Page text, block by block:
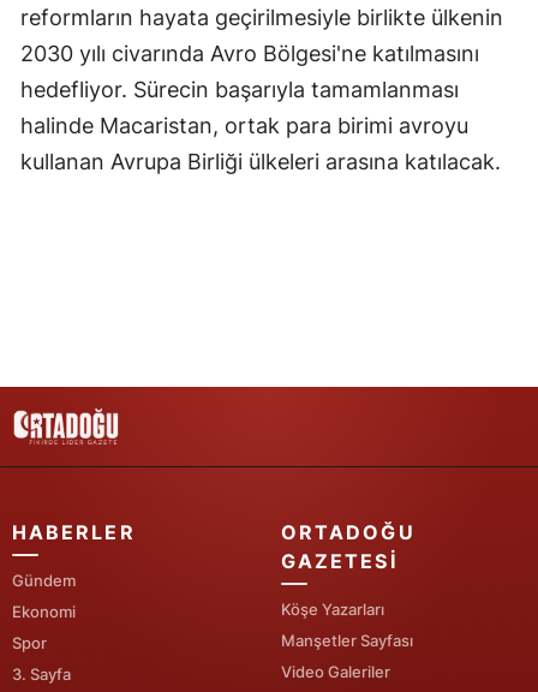
Sinop
Tekirdağ
Tokat
Yozgat
Aksaray
Bayburt
Karaman
reformların hayata geçirilmesiyle birlikte ülkenin
2030 yılı civarında Avro Bölgesi'ne katılmasını
hedefliyor. Sürecin başarıyla tamamlanması
halinde Macaristan, ortak para birimi avroyu
kullanan Avrupa Birliği ülkeleri arasına katılacak.
HABERLER
Gündem
Ekonomi
Spor
3. Sayfa
ORTADOĞU
GAZETESI
Köşe Yazarları
Manşetler Sayfası
Video Galeriler